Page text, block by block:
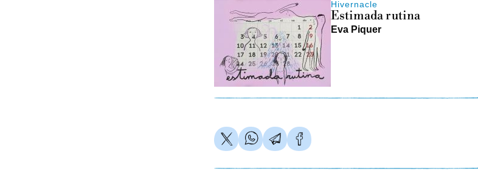
Hivernacle
Estimada rutina
Eva Piquer